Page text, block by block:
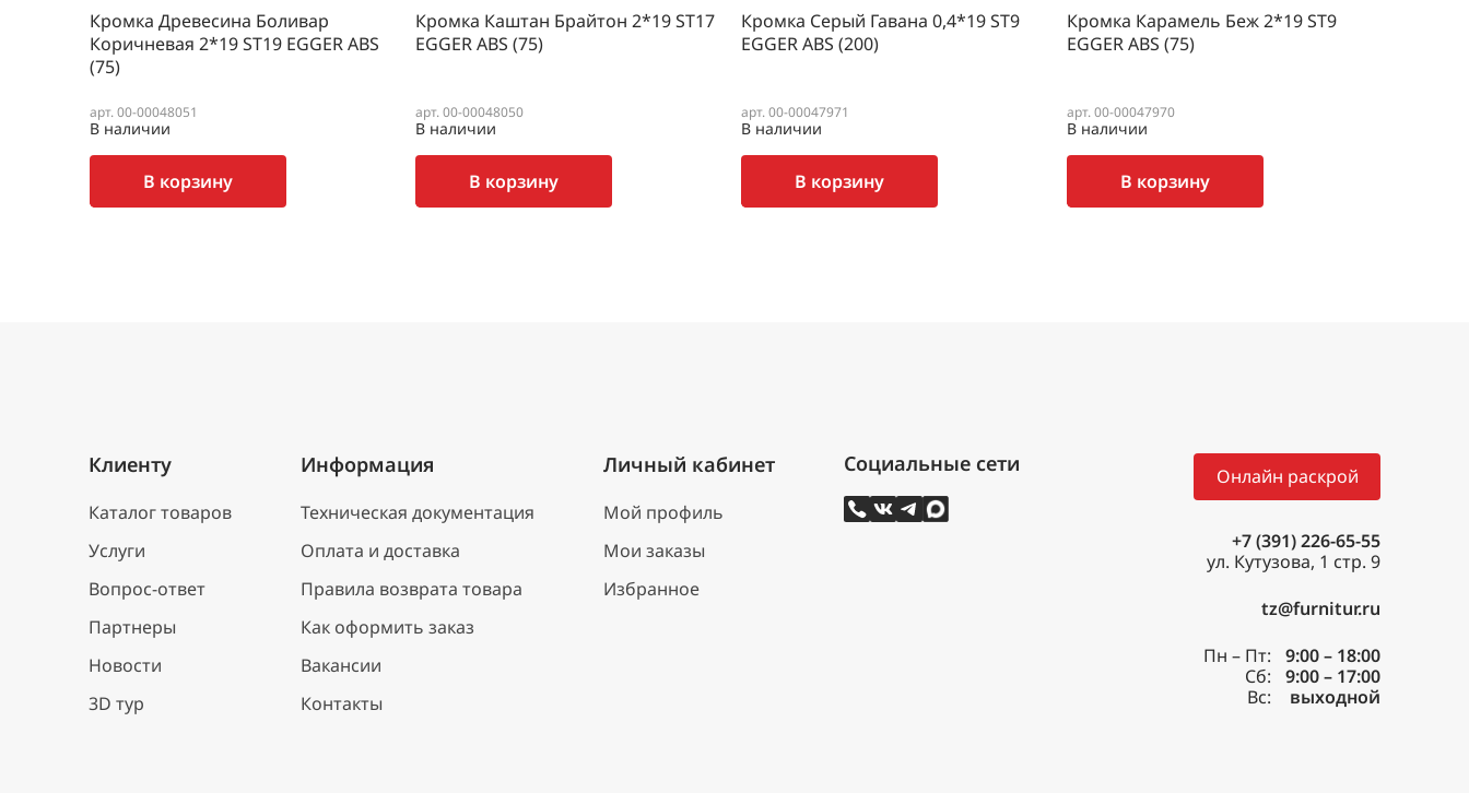
Кромка Древесина Боливар
Коричневая 2*19 SТ19 EGGER ABS
(75)
арт. 00-00048051
В наличии
В корзину
Кромка Каштан Брайтон 2*19 SТ17
EGGER ABS (75)
арт. 00-00048050
В наличии
В корзину
Кромка Серый Гавана 0,4*19 ST9
EGGER ABS (200)
арт. 00-00047971
В наличии
В корзину
Кромка Карамель Беж 2*19 ST9
EGGER ABS (75)
арт. 00-00047970
В наличии
В корзину
Клиенту
Каталог товаров
Услуги
Вопрос-ответ
Партнеры
Новости
3D тур
Информация
Техническая документация
Оплата и доставка
Правила возврата товара
Как оформить заказ
Вакансии
Контакты
Личный кабинет
Мой профиль
Мои заказы
Избранное
Онлайн раскрой
+7 (391) 226-65-55
ул. Кутузова, 1 стр. 9
tz@furnitur.ru
Пн – Пт:
9:00 – 18:00
Сб:
9:00 – 17:00
Вс:
выходной